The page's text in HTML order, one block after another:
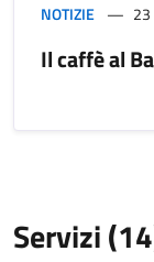
NOTIZIE 23
Il caffè al
Servizi